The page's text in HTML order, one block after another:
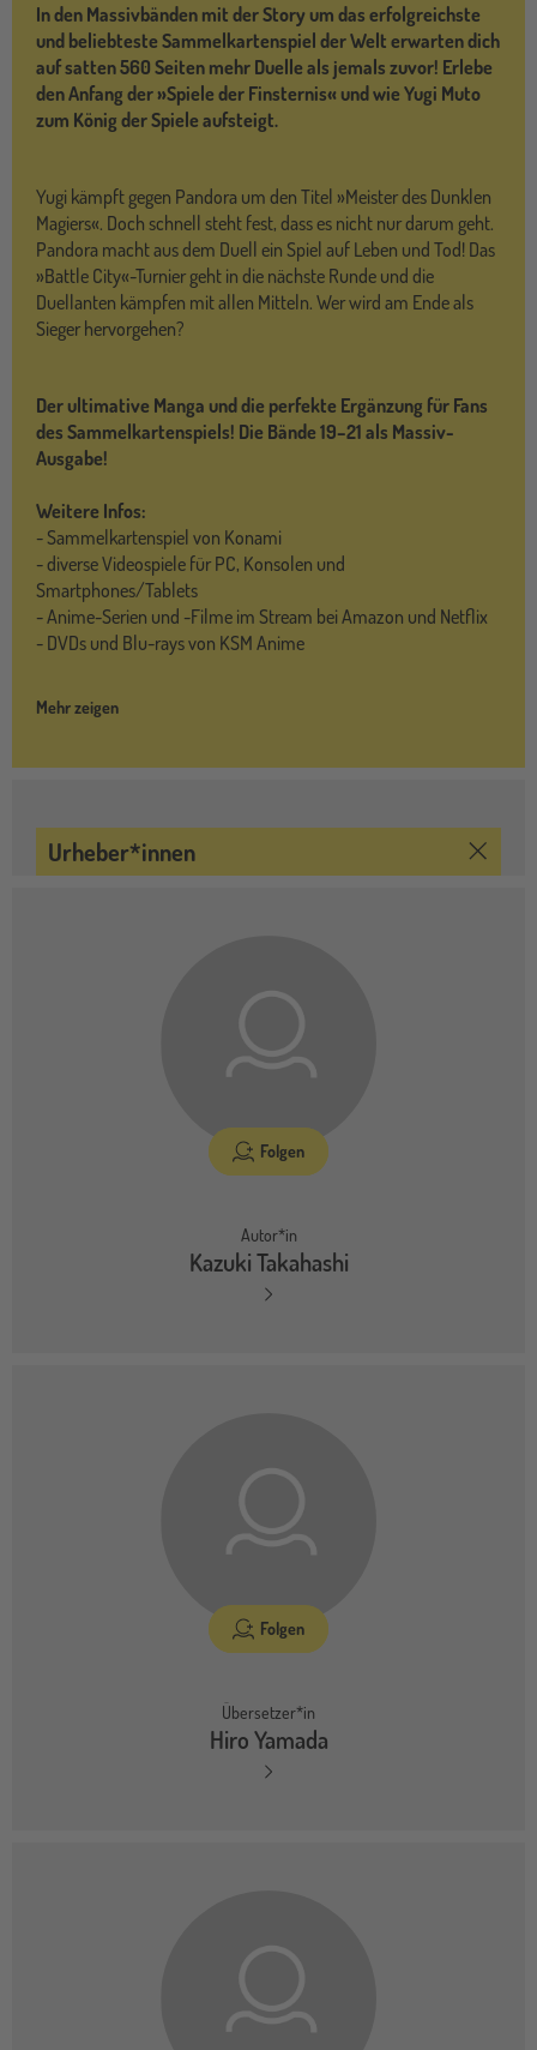
In den Massivbänden mit der Story um das erfolgreichste
und beliebteste Sammelkartenspiel der Welt erwarten dich
auf satten 560 Seiten mehr Duelle als jemals zuvor! Erlebe
den Anfang der »Spiele der Finsternis« und wie Yugi Muto
zum König der Spiele aufsteigt.
Yugi kämpft gegen Pandora um den Titel »Meister des Dunklen
Magiers«. Doch schnell steht fest, dass es nicht nur darum geht.
Pandora macht aus dem Duell ein Spiel auf Leben und Tod! Das
»Battle City«-Turnier geht in die nächste Runde und die
Duellanten kämpfen mit allen Mitteln. Wer wird am Ende als
Sieger hervorgehen?
Der ultimative Manga und die perfekte Ergänzung für Fans
des Sammelkartenspiels! Die Bände 19–21 als Massiv-
Ausgabe!
Weitere Infos:
- Sammelkartenspiel von Konami
- diverse Videospiele für PC, Konsolen und
Smartphones/Tablets
- Anime-Serien und -Filme im Stream bei Amazon und Netflix
- DVDs und Blu-rays von KSM Anime
Mehr zeigen
Urheber*innen
Folgen
Autor*in
Kazuki Takahashi
Folgen
Übersetzer*in
Hiro Yamada